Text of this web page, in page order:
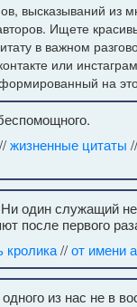
высказываний из
Ищете
в важном
или
на
//жизненные цитаты
один служащий
после первого
кролика//от имени
из нас не в